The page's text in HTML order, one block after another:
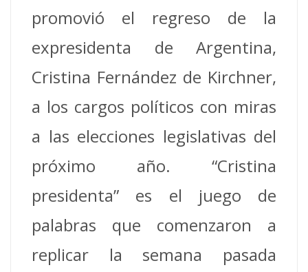
promovió el regreso de la
expresidenta de Argentina,
Cristina Fernández de Kirchner,
a los cargos políticos con miras
a las elecciones legislativas del
próximo año. “Cristina
presidenta” es el juego de
palabras que comenzaron a
replicar la semana pasada